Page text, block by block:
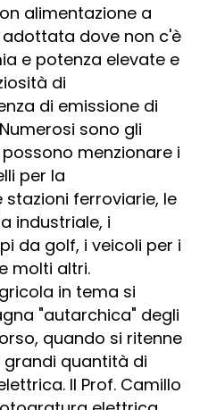
alimentazione a
dove non c'è
e potenza elevate e
di
di emissione di
sono gli
menzionare i
per la
ferroviarie, le
industriale, i
da golf, i veicoli per i
molti altri.
in tema si
"autarchica" degli
quando si ritenne
quantità di
Il Prof. Camillo